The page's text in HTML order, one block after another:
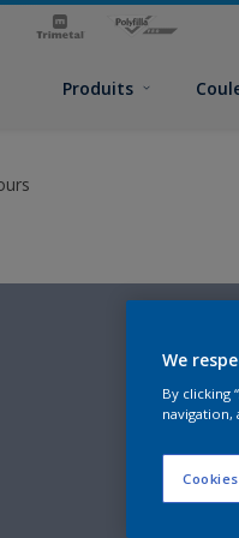
Produits
We
By clicking
navigation,